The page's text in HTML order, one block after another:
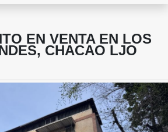
EN VENTA EN LOS
CHACAO LJO